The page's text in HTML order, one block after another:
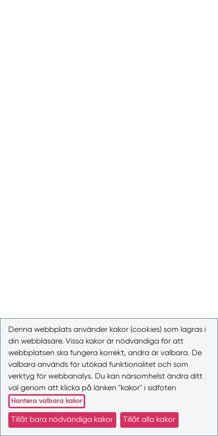
Denna webbplats använder kakor (cookies) som lagras i
din webbläsare. Vissa kakor är nödvändiga för att
webbplatsen ska fungera korrekt, andra är valbara. De
valbara används för utökad funktionalitet och som
verktyg för webbanalys. Du kan närsomhelst ändra ditt
val genom att klicka på länken "kakor" i sidfoten
Hantera valbara kakor
Tillåt bara nödvändiga kakor Tillåt alla kakor